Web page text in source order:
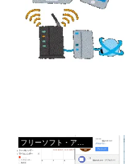
フリーソフト・アプリ・Webサービス